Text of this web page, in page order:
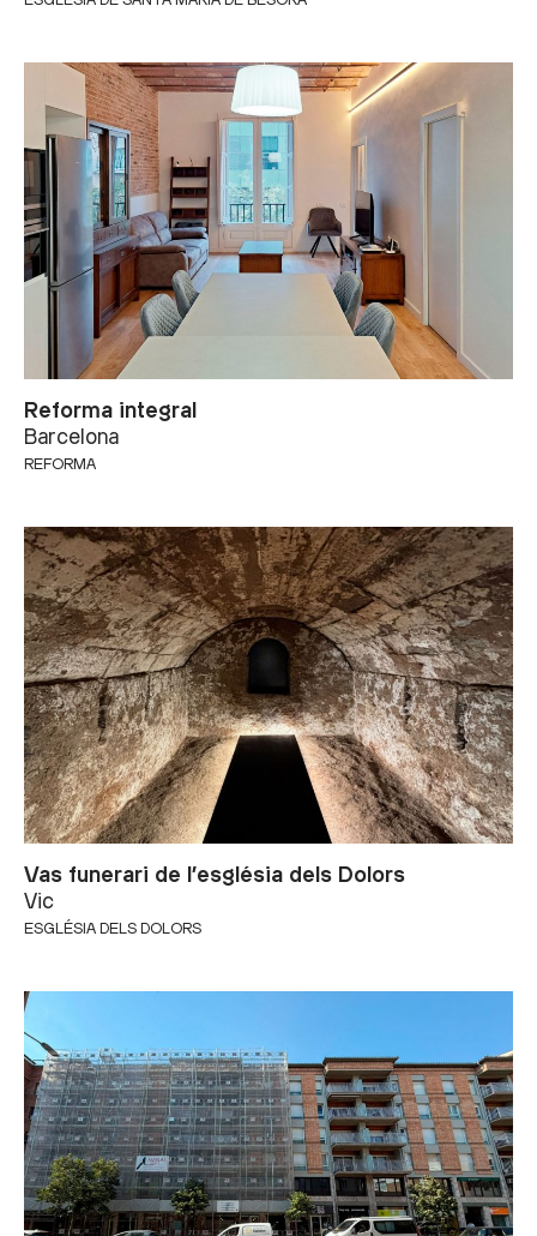
Reforma integral
Barcelona
REFORMA
Vas funerari de l’església dels Dolors
Vic
ESGLÉSIA DELS DOLORS